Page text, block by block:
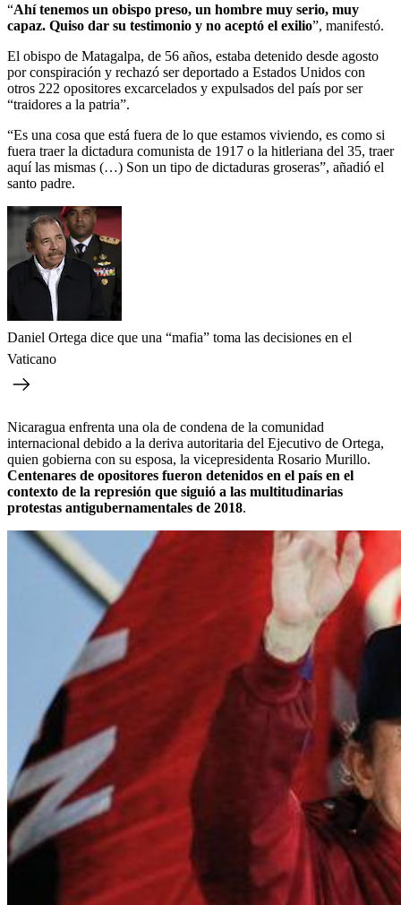
“Ahí tenemos un obispo preso, un hombre muy serio, muy
capaz. Quiso dar su testimonio y no aceptó el exilio”, manifestó.
El obispo de Matagalpa, de 56 años, estaba detenido desde agosto
por conspiración y rechazó ser deportado a Estados Unidos con
otros 222 opositores excarcelados y expulsados del país por ser
“traidores a la patria”.
“Es una cosa que está fuera de lo que estamos viviendo, es como si
fuera traer la dictadura comunista de 1917 o la hitleriana del 35, traer
aquí las mismas (…) Son un tipo de dictaduras groseras”, añadió el
santo padre.
Daniel Ortega dice que una “mafia” toma las decisiones en el
Vaticano
Nicaragua enfrenta una ola de condena de la comunidad
internacional debido a la deriva autoritaria del Ejecutivo de Ortega,
quien gobierna con su esposa, la vicepresidenta Rosario Murillo.
Centenares de opositores fueron detenidos en el país en el
contexto de la represión que siguió a las multitudinarias
protestas antigubernamentales de 2018.